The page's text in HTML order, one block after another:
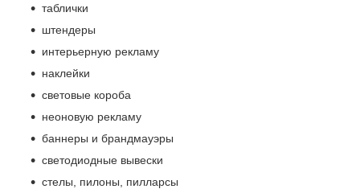
таблички
штендеры
интерьерную рекламу
наклейки
световые короба
неоновую рекламу
баннеры и брандмауэры
светодиодные вывески
стелы, пилоны, пилларсы